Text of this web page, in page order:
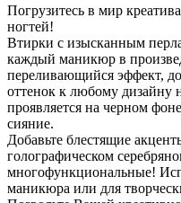
Погрузитесь в мир
ногтей!
Втирки с изысканным
каждый маникюр в
переливающийся эффект,
оттенок к любому дизайну
проявляется на черном
сияние.
Добавьте блестящие
голографическом
многофункциональные!
маникюра или для